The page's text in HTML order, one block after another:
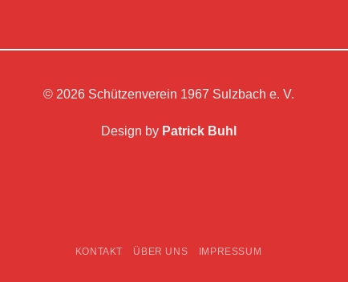
© 2026 Schützenverein 1967 Sulzbach e. V.
Design by Patrick Buhl
KONTAKT ÜBER UNS IMPRESSUM